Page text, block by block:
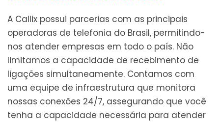
A Callix possui parcerias com as principais
operadoras de telefonia do Brasil, permitindo-
nos atender empresas em todo o país. Não
limitamos a capacidade de recebimento de
ligações simultaneamente. Contamos com
uma equipe de infraestrutura que monitora
nossas conexões 24/7, assegurando que você
tenha a capacidade necessária para atender